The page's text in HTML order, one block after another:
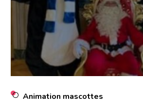
Animation mascottes